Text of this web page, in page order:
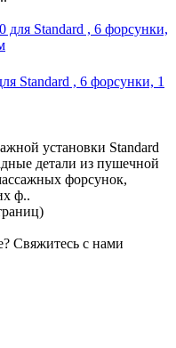
Standard , 6 форсунки, 1
установки Standard
детали из пушечной
форсунок,
ф..
Свяжитесь с нами